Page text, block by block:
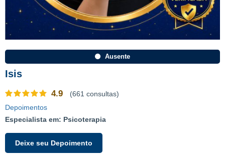
Ausente
Isis
4.9
(661 consultas)
Depoimentos
Especialista em: Psicoterapia
Deixe seu Depoimento